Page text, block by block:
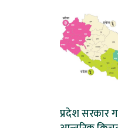
प्रदेश सरकार